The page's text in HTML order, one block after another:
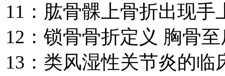
11：肱骨髁上骨折出现
12：锁骨骨折定义 胸骨
13：类风湿性关节炎的临